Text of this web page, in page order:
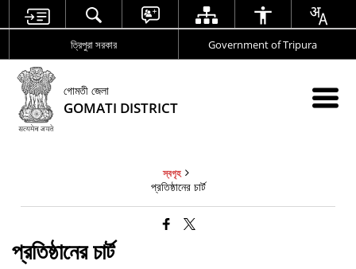
ত্রিপুরা সরকার Government of Tripura
গোমতী জেলা
GOMATI DISTRICT
স্বগৃহ
প্রতিষ্ঠানের চার্ট
প্রতিষ্ঠানের চার্ট